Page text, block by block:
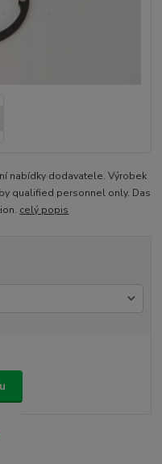
nabídky dodavatele. Výrobek
qualified personnel only. Das
celý popis